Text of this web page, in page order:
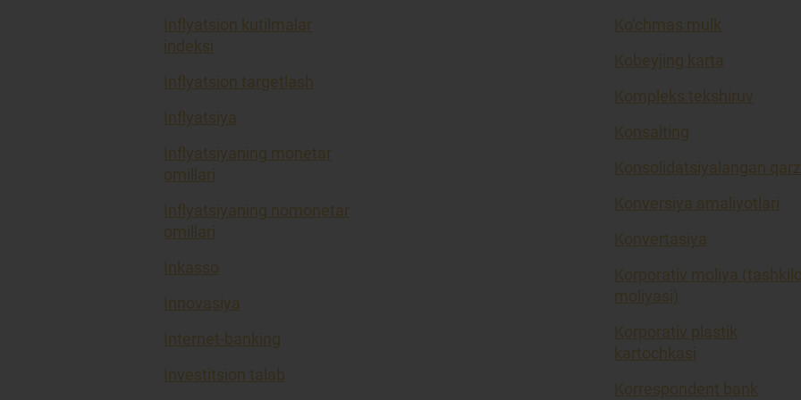
Inflyatsion kutilmalar
indeksi
Inflyatsion targetlash
Inflyatsiya
Inflyatsiyaning monetar
omillari
Inflyatsiyaning nomonetar
omillari
Inkasso
Innovasiya
Internet-banking
Investitsion talab
Ko’chmas mulk
Kobeyjing karta
Kompleks tekshiruv
Konsalting
Konsolidatsiyalangan qarz
Konversiya amaliyotlari
Konvertasiya
Korporativ moliya
moliyasi)
Korporativ plastik
kartochkasi
Korrespondent bank